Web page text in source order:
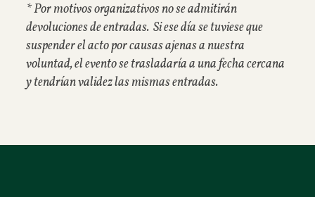
* Por motivos organizativos no se admitirán
devoluciones de entradas. Si ese día se tuviese que
suspender el acto por causas ajenas a nuestra
voluntad, el evento se trasladaría a una fecha cercana
y tendrían validez las mismas entradas.